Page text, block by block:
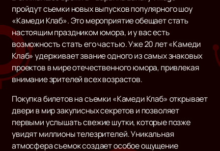
пройдут съемки новых выпусков популярного шоу
«Камеди Клаб». Это мероприятие обещает стать
настоящим праздником юмора, и у вас есть
возможность стать его частью. Уже 20 лет «Камеди
Клаб» удерживает звание одного из самых знаковых
проектов в мире отечественного юмора, привлекая
внимание зрителей всех возрастов.
Покупка билетов на съемки «Камеди Клаб» открывает
двери в мир закулисных секретов и позволяет
первыми услышать свежие шутки, которые позже
увидят миллионы телезрителей. Уникальная
атмосфера съемок создает особое ощущение